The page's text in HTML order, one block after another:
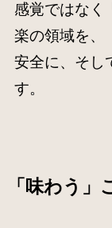
感覚ではなく
楽の領域を、
安全に、そし
す。
「味わう」